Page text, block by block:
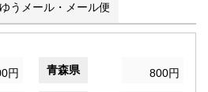
ゆうメール・メール便
円 青森県 800円